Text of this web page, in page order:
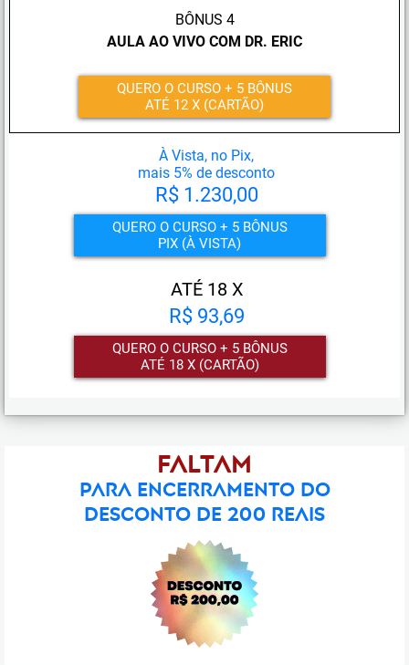
BÔNUS 4
AULA AO VIVO COM DR. ERIC
QUERO O CURSO + 5 BÔNUS
ATÉ 12 X (CARTÃO)
À Vista, no Pix,
mais 5% de desconto
R$ 1.230,00
QUERO O CURSO + 5 BÔNUS
PIX (À VISTA)
ATÉ 18 X
R$ 93,69
QUERO O CURSO + 5 BÔNUS
ATÉ 18 X (CARTÃO)
Faltam
para encerramento do
DESCONTO DE 200 REAIS